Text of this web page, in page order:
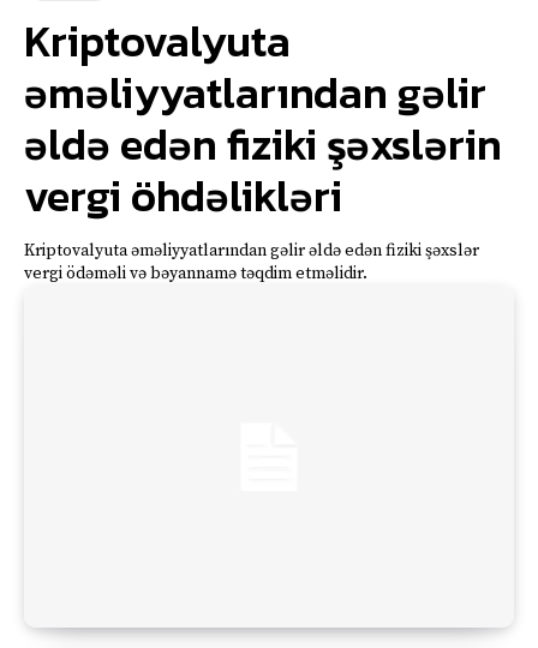
Kriptovalyuta
əməliyyatlarından gəlir
əldə edən fiziki şəxslərin
vergi öhdəlikləri
Kriptovalyuta əməliyyatlarından gəlir əldə edən fiziki şəxslər
vergi ödəməli və bəyannamə təqdim etməlidir.